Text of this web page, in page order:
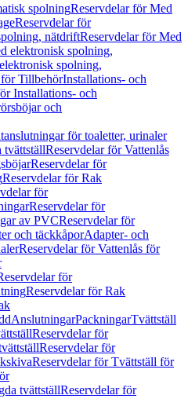
spolningReservdelar för Med
Reservdelar för
nätdriftReservdelar för Med
elektronisk spolning,
spolning,
TillbehörInstallations- och
Installations- och
och
för toaletter, urinaler
tvättställReservdelar för Vattenlås
Reservdelar för
Reservdelar för Rak
för
Reservdelar för
av PVCReservdelar för
och täckkåporAdapter- och
Reservdelar för Vattenlås för
för
Reservdelar för Rak
AnslutningarPackningarTvättställ
Reservdelar för
Reservdelar för
Reservdelar för Tvättställ för
tvättställReservdelar för